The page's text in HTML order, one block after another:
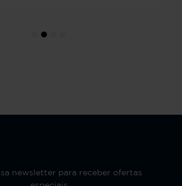
newsletter para receber ofertas